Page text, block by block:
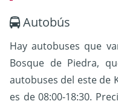
Autobús
Hay autobuses que
Bosque de Piedra,
autobuses del este de
es de 08:00-18:30.